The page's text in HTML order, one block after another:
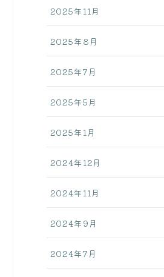
2025年11月
2025年8月
2025年7月
2025年5月
2025年1月
2024年12月
2024年11月
2024年9月
2024年7月